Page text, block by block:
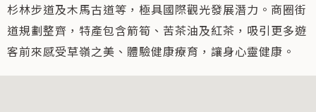
杉林步道及木馬古道等，極具國際觀光發展潛力。商圈街
道規劃整齊，特產包含箭筍、苦茶油及紅茶，吸引更多遊
客前來感受草嶺之美、體驗健康療育，讓身心靈健康。